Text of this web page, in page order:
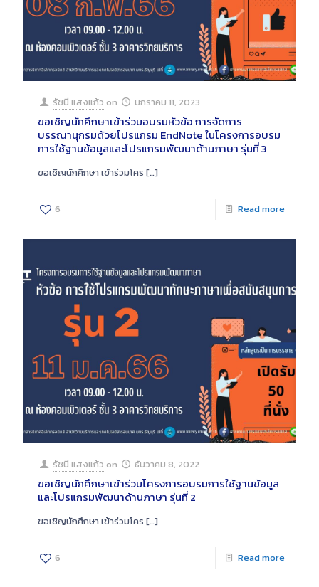
รัชนี แสงแก้ว on มกราคม 11, 2023
ขอเชิญนักศึกษาเข้าร่วมอบรมหัวข้อ การจัดการ
บรรณานุกรมด้วยโปรแกรม EndNote ในโครงการอบรม
การใช้ฐานข้อมูลและโปรแกรมพัฒนาด้านภาษา รุ่นที่ 3
ขอเชิญนักศึกษา เข้าร่วมโคร […]
6 Read more
รัชนี แสงแก้ว on ธันวาคม 8, 2022
ขอเชิญนักศึกษาเข้าร่วมโครงการอบรมการใช้ฐานข้อมูล
และโปรแกรมพัฒนาด้านภาษา รุ่นที่ 2
ขอเชิญนักศึกษา เข้าร่วมโคร […]
6 Read more